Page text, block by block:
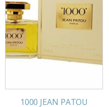
1000 JEAN PATOU